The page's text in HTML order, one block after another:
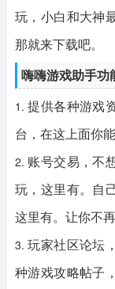
玩，小白和大神
那就来下载吧。
嗨嗨游戏助手功
1.提供各种游戏
台，在这上面你
2. 账号交易，不
玩，这里有。自
这里有。让你不
3.玩家社区论坛
种游戏攻略帖子